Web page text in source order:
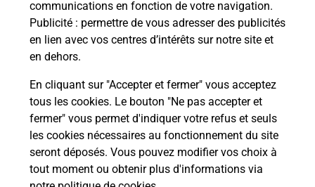
communications en fonction de votre navigation.
Publicité : permettre de vous adresser des publicités
en lien avec vos centres d’intérêts sur notre site et
en dehors.
En cliquant sur "Accepter et fermer" vous acceptez
tous les cookies. Le bouton "Ne pas accepter et
fermer" vous permet d'indiquer votre refus et seuls
les cookies nécessaires au fonctionnement du site
seront déposés. Vous pouvez modifier vos choix à
tout moment ou obtenir plus d'informations via
Puis-je passer mon code de la route
avec La Poste et sous quelles
conditions ?
Localiser Liste Maine-et-Loire ST SYLVAIN D ANJOU